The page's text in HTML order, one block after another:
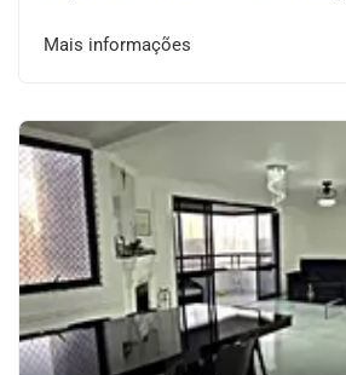
Mais informações